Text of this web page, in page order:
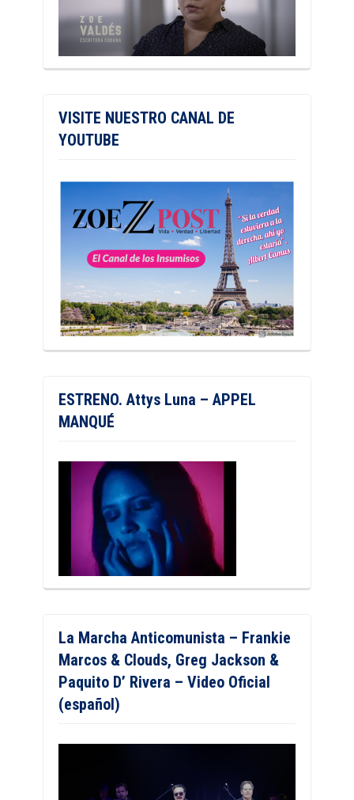
VISITE NUESTRO CANAL DE
YOUTUBE
ESTRENO. Attys Luna – APPEL
MANQUÉ
La Marcha Anticomunista – Frankie
Marcos & Clouds, Greg Jackson &
Paquito D’ Rivera – Video Oficial
(español)